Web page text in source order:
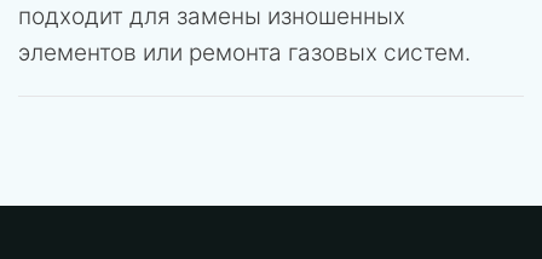
подходит для замены изношенных
элементов или ремонта газовых систем.